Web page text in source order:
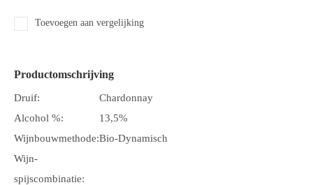
Toevoegen aan vergelijking
Productomschrijving
Druif:
Chardonnay
Alcohol %:
13,5%
Wijnbouwmethode:Bio-Dynamisch
Wijn-
spijscombinatie: